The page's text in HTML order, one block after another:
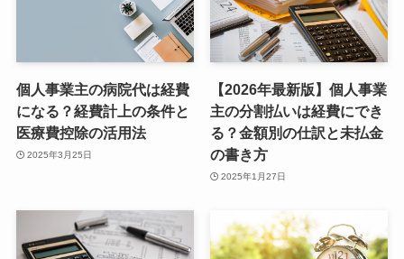
個人事業主の病院代は経費
になる？経費計上の条件と
医療費控除の活用法
2025年3月25日
【2026年最新版】個人事業
主の分割払いは経費にでき
る？金額別の仕訳と未払金
の書き方
2025年1月27日